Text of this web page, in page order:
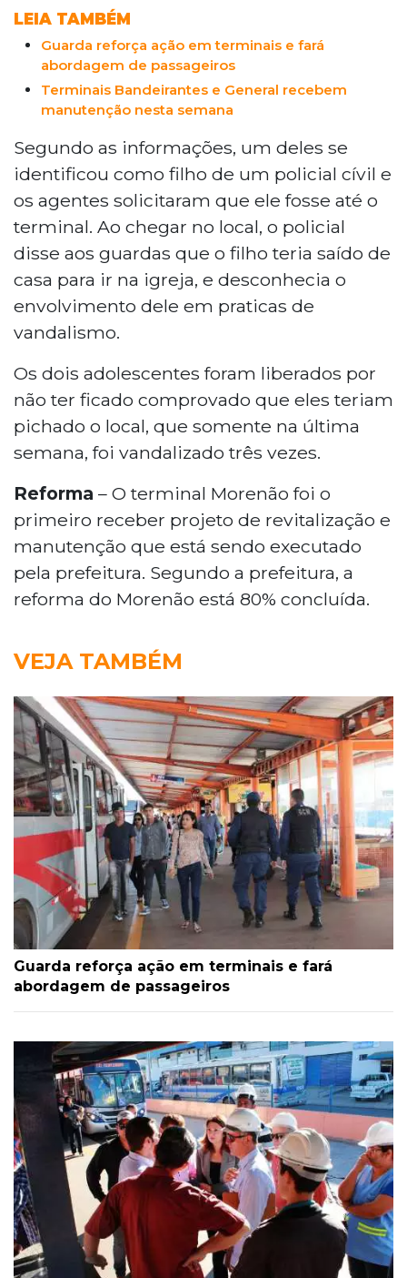
LEIA TAMBÉM
Guarda reforça ação em terminais e fará
abordagem de passageiros
Terminais Bandeirantes e General recebem
manutenção nesta semana
Segundo as informações, um deles se
identificou como filho de um policial cívil e
os agentes solicitaram que ele fosse até o
terminal. Ao chegar no local, o policial
disse aos guardas que o filho teria saído de
casa para ir na igreja, e desconhecia o
envolvimento dele em praticas de
vandalismo.
Os dois adolescentes foram liberados por
não ter ficado comprovado que eles teriam
pichado o local, que somente na última
semana, foi vandalizado três vezes.
Reforma – O terminal Morenão foi o
primeiro receber projeto de revitalização e
manutenção que está sendo executado
pela prefeitura. Segundo a prefeitura, a
reforma do Morenão está 80% concluída.
VEJA TAMBÉM
Guarda reforça ação em terminais e fará
abordagem de passageiros